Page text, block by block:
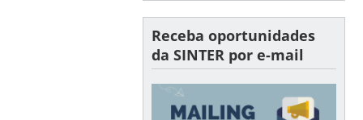
Receba oportunidades
da SINTER por e-mail